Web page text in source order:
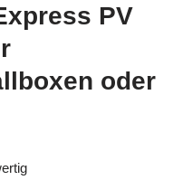
PV
oder